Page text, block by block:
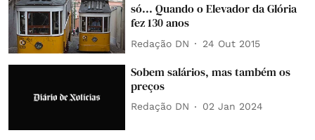
só... Quando o Elevador da Glória
fez 130 anos
Redação DN 24 Out 2015
Sobem salários, mas também os
preços
Redação DN 02 Jan 2024